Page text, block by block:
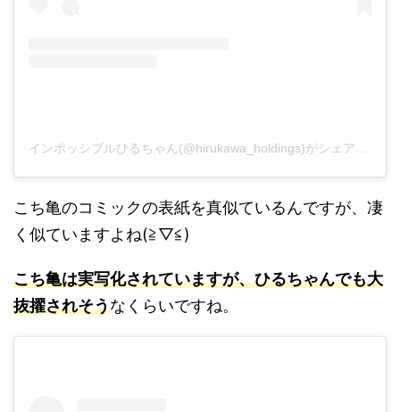
インポッシブルひるちゃん(@hirukawa_holdings)がシェアした投稿
こち亀のコミックの表紙を真似ているんですが、凄
く似ていますよね(≧▽≦)
こち亀は実写化されていますが、ひるちゃんでも大
抜擢されそうなくらいですね。